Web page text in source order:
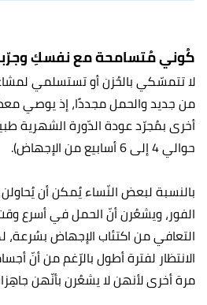
كُوني مُتسامحة مع نفسكِ
لا تتمسّكي بالحُزن أو تستسلمي
من جديد والحمل مجددًا، إذ يوصي
أخرى بمُجرّد عودة الدّورة الشهرية
حوالي 4 إلى 6 أسابيع من الإجهاض).
بالنسبة لبعض النّساء يُمكن أن
الفور، ويشعُرن أنّ الحمل في
التعافي من اكتئاب الإجهاض بسُرعة،
الانتظار لفترة أطول بالرّغم من أنّ
مرة أخرى لأنهن لا يشعُرن بأنّهن